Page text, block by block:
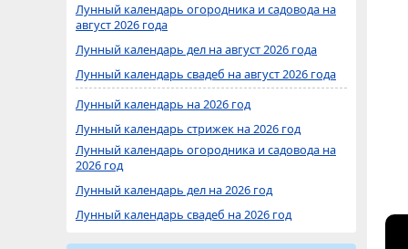
Лунный календарь огородника и садовода на
август 2026 года
Лунный календарь дел на август 2026 года
Лунный календарь свадеб на август 2026 года
Лунный календарь на 2026 год
Лунный календарь стрижек на 2026 год
Лунный календарь огородника и садовода на
2026 год
Лунный календарь дел на 2026 год
Лунный календарь свадеб на 2026 год